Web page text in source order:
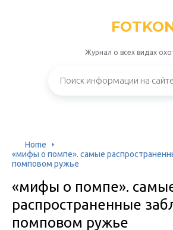
Журнал о всех видах
Home
«мифы о помпе». самые
помповом ружье
«мифы о помпе».
распространенные
помповом ружье